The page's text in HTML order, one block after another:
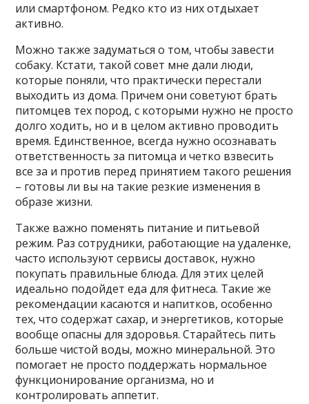
или смартфоном. Редко кто из них отдыхает
активно.
Можно также задуматься о том, чтобы завести
собаку. Кстати, такой совет мне дали люди,
которые поняли, что практически перестали
выходить из дома. Причем они советуют брать
питомцев тех пород, с которыми нужно не просто
долго ходить, но и в целом активно проводить
время. Единственное, всегда нужно осознавать
ответственность за питомца и четко взвесить
все за и против перед принятием такого решения
– готовы ли вы на такие резкие изменения в
образе жизни.
Также важно поменять питание и питьевой
режим. Раз сотрудники, работающие на удаленке,
часто используют сервисы доставок, нужно
покупать правильные блюда. Для этих целей
идеально подойдет еда для фитнеса. Такие же
рекомендации касаются и напитков, особенно
тех, что содержат сахар, и энергетиков, которые
вообще опасны для здоровья. Старайтесь пить
больше чистой воды, можно минеральной. Это
помогает не просто поддержать нормальное
функционирование организма, но и
контролировать аппетит.